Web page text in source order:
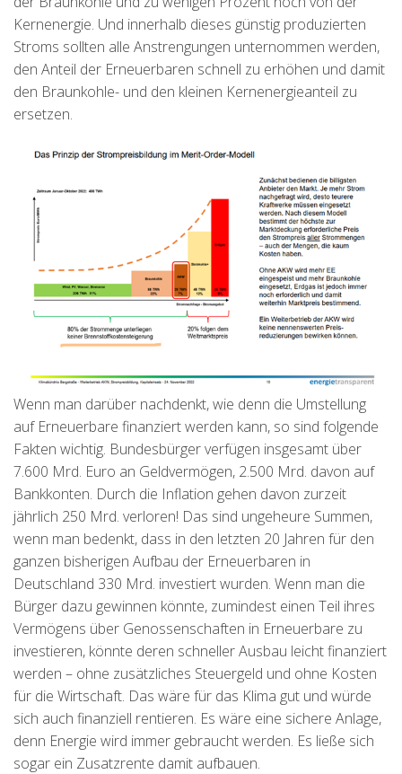
Kernenergie. Und innerhalb dieses günstig produzierten
Stroms sollten alle Anstrengungen unternommen werden,
den Anteil der Erneuerbaren schnell zu erhöhen und damit
den Braunkohle- und den kleinen Kernenergieanteil zu
ersetzen.
Wenn man darüber nachdenkt, wie denn die Umstellung
auf Erneuerbare finanziert werden kann, so sind folgende
Fakten wichtig. Bundesbürger verfügen insgesamt über
7.600 Mrd. Euro an Geldvermögen, 2.500 Mrd. davon auf
Bankkonten. Durch die Inflation gehen davon zurzeit
jährlich 250 Mrd. verloren! Das sind ungeheure Summen,
wenn man bedenkt, dass in den letzten 20 Jahren für den
ganzen bisherigen Aufbau der Erneuerbaren in
Deutschland 330 Mrd. investiert wurden. Wenn man die
Bürger dazu gewinnen könnte, zumindest einen Teil ihres
Vermögens über Genossenschaften in Erneuerbare zu
investieren, könnte deren schneller Ausbau leicht finanziert
werden – ohne zusätzliches Steuergeld und ohne Kosten
für die Wirtschaft. Das wäre für das Klima gut und würde
sich auch finanziell rentieren. Es wäre eine sichere Anlage,
denn Energie wird immer gebraucht werden. Es ließe sich
sogar ein Zusatzrente damit aufbauen.